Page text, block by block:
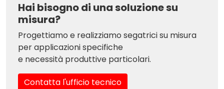
Hai bisogno di una soluzione su
misura?
Progettiamo e realizziamo segatrici su misura
per applicazioni specifiche
e necessità produttive particolari.
Contatta l'ufficio tecnico